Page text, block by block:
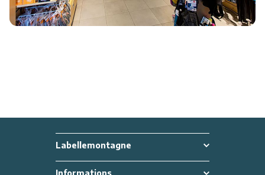
Labellemontagne
Informations